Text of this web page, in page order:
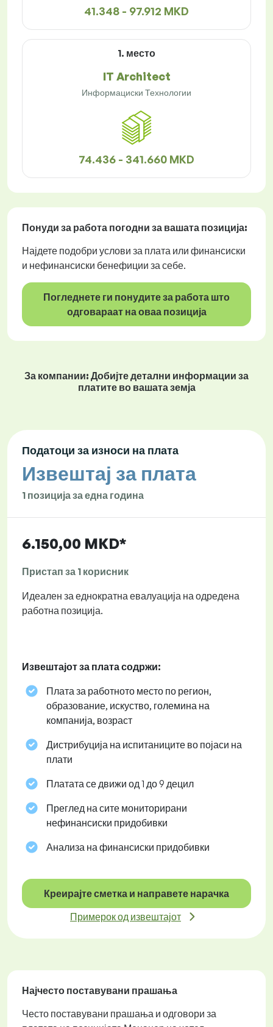
41.348 - 97.912 MKD
1. место
IT Architect
Информациски Технологии
74.436 - 341.660 MKD
Понуди за работа погодни за вашата позиција:
Најдете подобри услови за плата или финансиски
и нефинансиски бенефиции за себе.
Погледнете ги понудите за работа што
одговараат на оваа позиција
За компании: Добијте детални информации за
платите во вашата земја
Податоци за износи на плата
Извештај за плата
1 позиција за една година
6.150,00 MKD*
Пристап за 1 корисник
Идеален за еднократна евалуација на одредена
работна позиција.
Извештајот за плата содржи:
Плата за работното место по регион,
образование, искуство, големина на
компанија, возраст
Дистрибуција на испитаниците во појаси на
плати
Платата се движи од 1 до 9 децил
Преглед на сите мониторирани
нефинансиски придобивки
Анализа на финансиски придобивки
Креирајте сметка и направете нарачка
Примерок од извештајот
Најчесто поставувани прашања
Често поставувани прашања и одговори за